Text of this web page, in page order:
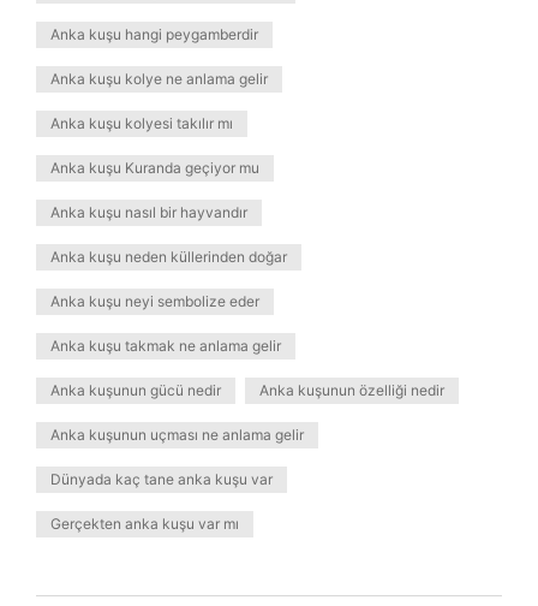
Anka kuşu hangi peygamberdir
Anka kuşu kolye ne anlama gelir
Anka kuşu kolyesi takılır mı
Anka kuşu Kuranda geçiyor mu
Anka kuşu nasıl bir hayvandır
Anka kuşu neden küllerinden doğar
Anka kuşu neyi sembolize eder
Anka kuşu takmak ne anlama gelir
Anka kuşunun gücü nedir Anka kuşunun özelliği nedir
Anka kuşunun uçması ne anlama gelir
Dünyada kaç tane anka kuşu var
Gerçekten anka kuşu var mı